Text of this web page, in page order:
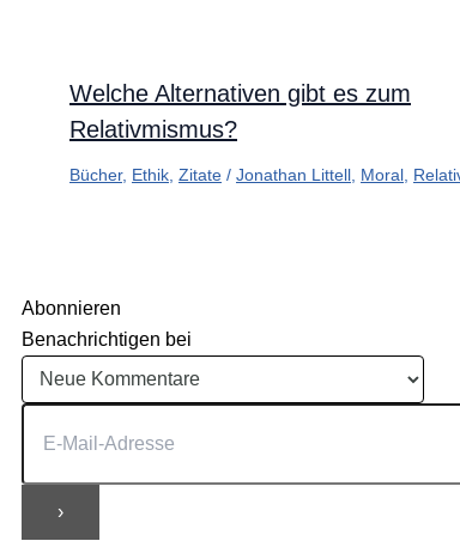
Welche Alternativen gibt es zum
Relativmismus?
Bücher, Ethik Zitate / Jonathan Littell Moral
Abonnieren
Benachrichtigen bei